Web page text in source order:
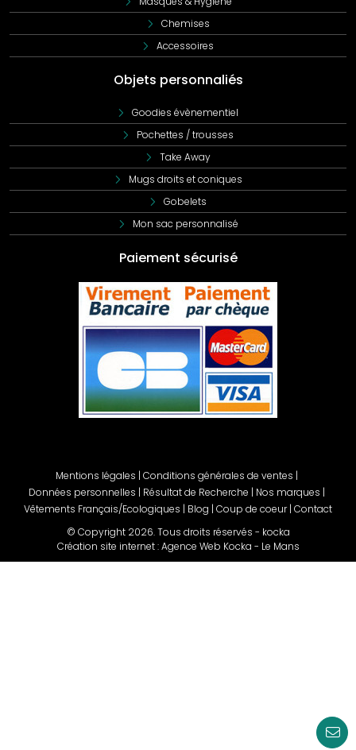
Chemises
Accessoires
Objets personnaliés
Goodies évènementiel
Pochettes / trousses
Take Away
Mugs droits et coniques
Gobelets
Mon sac personnalisé
Paiement sécurisé
Mentions légales | Conditions générales de ventes |
Données personnelles | Résultat de Recherche | Nos marques |
Vêtements Français/Ecologiques | Blog | Coup de coeur| Contact
© Copyright 2026. Tous droits réservés - kocka
Création site internet : Agence Web Kocka - Le Mans